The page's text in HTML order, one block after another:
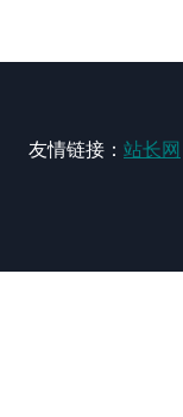
友情链接： 站长网